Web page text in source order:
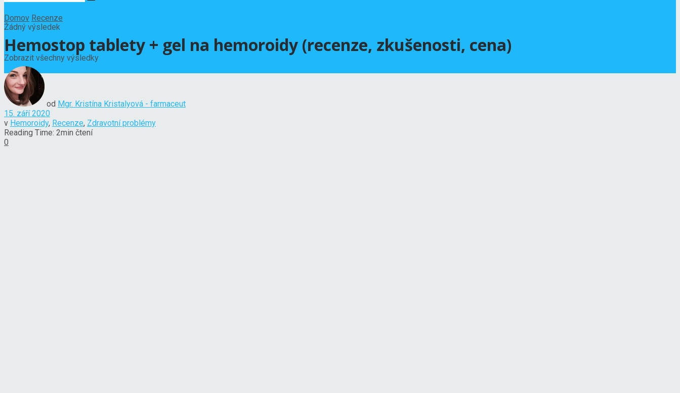
Žádný výsledek
Zobrazit všechny výsledky
Domov Recenze
Hemostop tablety + gel na hemoroidy (recenze, zkušenosti, cena)
od Mgr. Kristína Kristalyová - farmaceut
15. září 2020
v Hemoroidy, Recenze, Zdravotní problémy
Reading Time: 2min čtení
0